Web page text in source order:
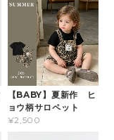
【BABY】夏新作 ヒ
ョウ柄サロペット
¥2,500